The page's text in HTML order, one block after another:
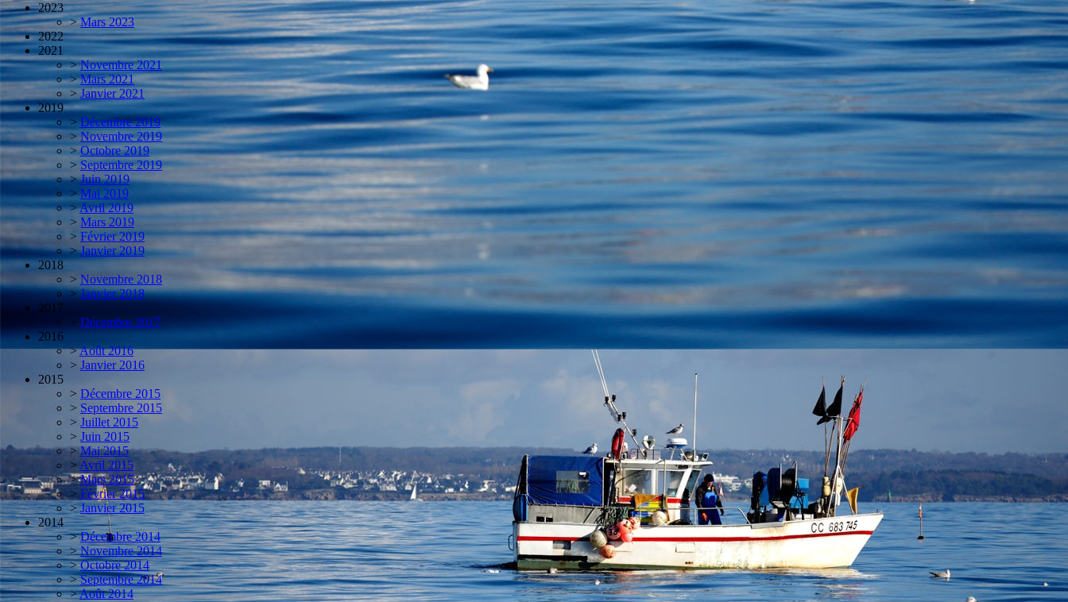
2023
> Mars 2023
2022
2021
> Novembre 2021
> Mars 2021
> Janvier 2021
2019
> Décembre 2019
> Novembre 2019
> Octobre 2019
> Septembre 2019
> Juin 2019
> Mai 2019
>Avril 2019
> Mars 2019
> Février 2019
> Janvier 2019
2018
> Novembre 2018
> Janvier 2018
2017
> Décembre 2017
2016
>Août 2016
> Janvier 2016
2015
> Décembre 2015
> Septembre 2015
> Juillet 2015
> Juin 2015
> Mai 2015
> Avril 2015
> Mars 2015
> Février 2015
> Janvier 2015
2014
> Décembre 2014
> Novembre 2014
> Octobre 2014
> Septembre 2014
>Août 2014